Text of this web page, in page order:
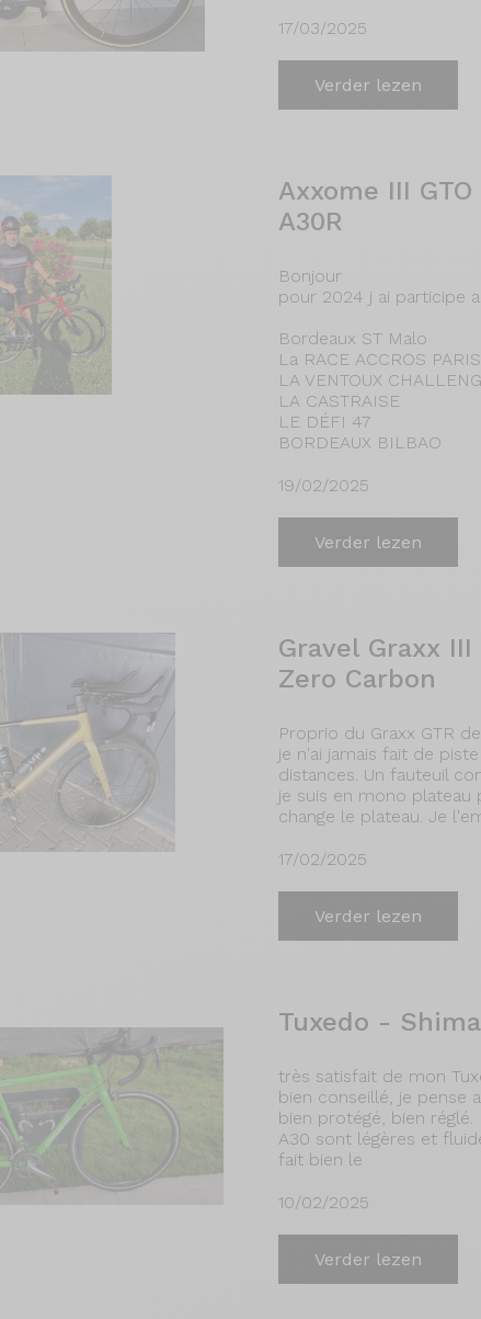
17/03/2025
Verder lezen
Axxome III
A30R
Bonjour
pour 2024 j ai participe
Bordeaux ST Malo
La RACE ACCROS PARIS
LA VENTOUX
LA CASTRAISE
LE DÉFI 47
BORDEAUX BILBAO
19/02/2025
Verder lezen
Gravel Graxx
Zero Carbon
Proprio du Graxx GTR
je n'ai jamais fait de
distances. Un fauteuil
je suis en mono
change le plateau. Je
17/02/2025
Verder lezen
Tuxedo -
très satisfait de mon
bien conseillé, je pense
bien protégé, bien
A30 sont légères et
fait bien le
10/02/2025
Verder lezen